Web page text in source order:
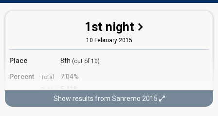
1st night
10 February 2015
Place 8th (out of 10)
Percent Total 7.04%
Public 5.41%
Press 8.68%
Show results from Sanremo 2015